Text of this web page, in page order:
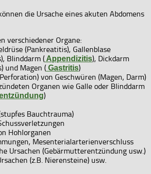
die Ursache eines akuten Abdomens
verschiedener Organe:
(Pankreatitis), Gallenblase
Blinddarm (Appendizitis), Dickdarm
und Magen ( Gastritis)
von Geschwüren (Magen, Darm)
Organen wie Galle oder Blinddarm
)
Bauchtrauma)
Hohlorganen
Mesenterialarterienverschluss
Ursachen (Gebärmutterentzündung usw.)
(z.B. Nierensteine) usw.